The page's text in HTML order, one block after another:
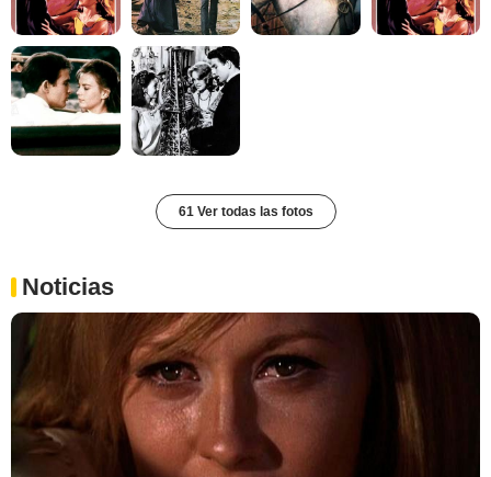
61 Ver todas las fotos
Noticias